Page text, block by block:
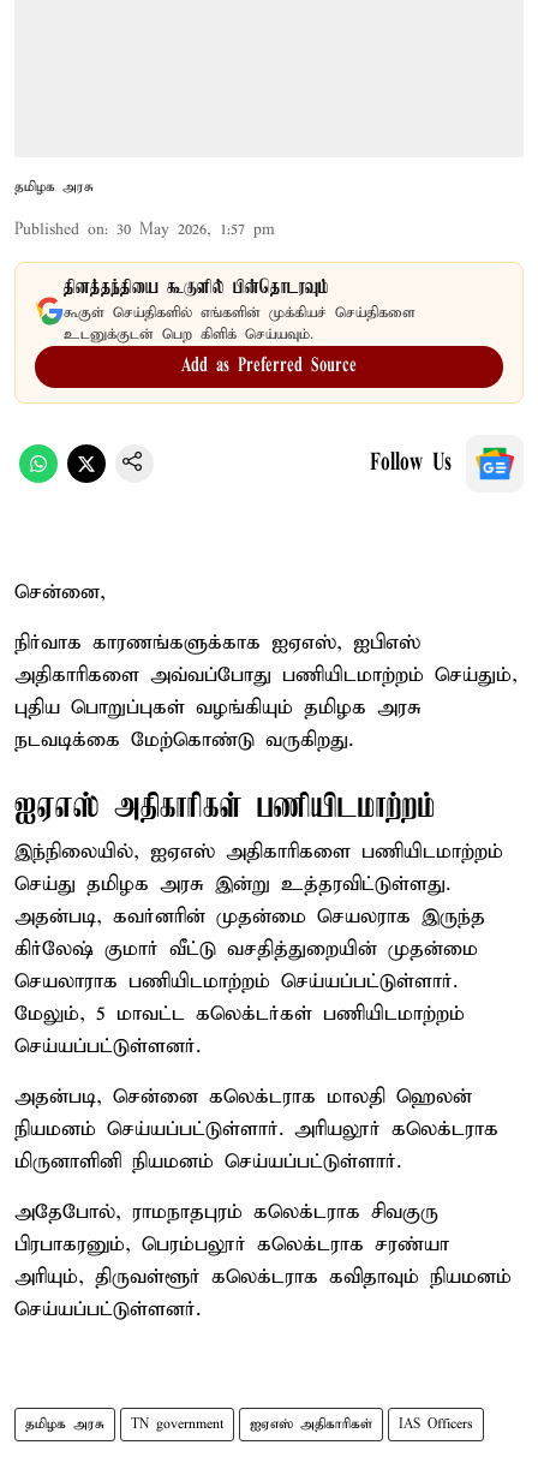
தமிழக அரசு
Published on: 30 May 2026, 1:57 pm
தினத்தந்தியை கூகுளில் பின்தொடரவும்
கூகுள் செய்திகளில் எங்களின் முக்கியச் செய்திகளை
உடனுக்குடன் பெற கிளிக் செய்யவும்.
Add as Preferred Source
Follow Us
சென்னை,
நிர்வாக காரணங்களுக்காக ஐஏஎஸ், ஐபிஎஸ்
அதிகாரிகளை அவ்வப்போது பணியிடமாற்றம் செய்தும்,
புதிய பொறுப்புகள் வழங்கியும் தமிழக அரசு
நடவடிக்கை மேற்கொண்டு வருகிறது.
ஐஏஎஸ் அதிகாரிகள் பணியிடமாற்றம்
இந்நிலையில், ஐஏஎஸ் அதிகாரிகளை பணியிடமாற்றம்
செய்து தமிழக அரசு இன்று உத்தரவிட்டுள்ளது.
அதன்படி, கவர்னரின் முதன்மை செயலராக இருந்த
கிர்லேஷ் குமார் வீட்டு வசதித்துறையின் முதன்மை
செயலாராக பணியிடமாற்றம் செய்யப்பட்டுள்ளார்.
மேலும், 5 மாவட்ட கலெக்டர்கள் பணியிடமாற்றம்
செய்யப்பட்டுள்ளனர்.
அதன்படி, சென்னை கலெக்டராக மாலதி ஹெலன்
நியமனம் செய்யப்பட்டுள்ளார். அரியலூர் கலெக்டராக
மிருனாளினி நியமனம் செய்யப்பட்டுள்ளார்.
அதேபோல், ராமநாதபுரம் கலெக்டராக சிவகுரு
பிரபாகரனும், பெரம்பலூர் கலெக்டராக சரண்யா
அரியும், திருவள்ளூர் கலெக்டராக கவிதாவும் நியமனம்
செய்யப்பட்டுள்ளனர்.
தமிழக அரசு TN government ஐஏஎஸ் அதிகாரிகள் IAS Officers